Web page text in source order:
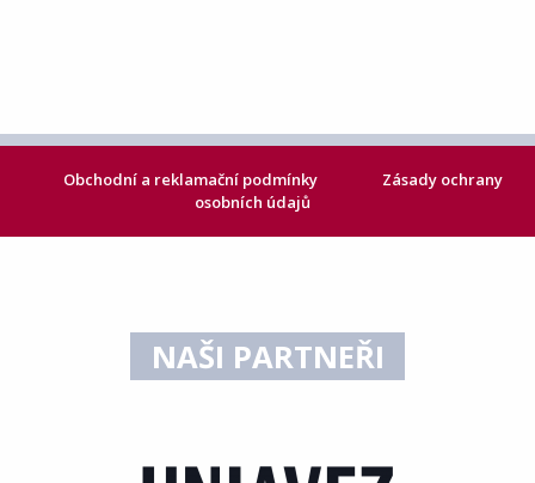
Obchodní a reklamační podmínky
Zásady ochrany
osobních údajů
NAŠI PARTNEŘI